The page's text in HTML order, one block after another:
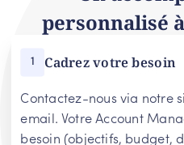
personnalisé
1 Cadrez votre besoin
Contactez-nous via notre
email. Votre Account
besoin (objectifs, budget,